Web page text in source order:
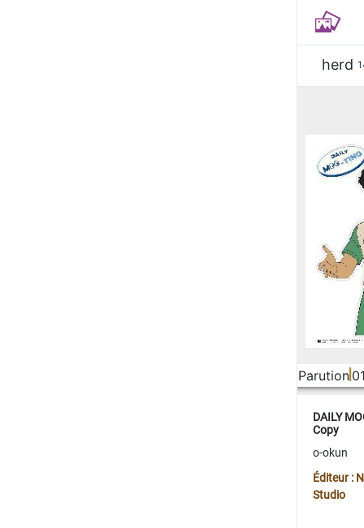
herd
Parution
DAILY
Copy
o-okun
Éditeur :
Studio